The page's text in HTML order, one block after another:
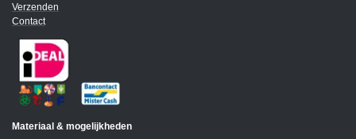
Verzenden
Contact
Materiaal & mogelijkheden